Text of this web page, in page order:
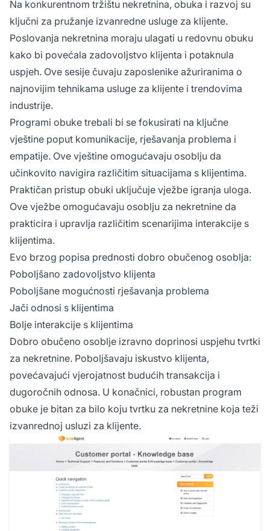
Na konkurentnom tržištu nekretnina, obuka i razvoj su
ključni za pružanje izvanredne usluge za klijente.
Poslovanja nekretnina moraju ulagati u redovnu obuku
kako bi povećala zadovoljstvo klijenta i potaknula
uspjeh. Ove sesije čuvaju zaposlenike ažuriranima o
najnovijim tehnikama usluge za klijente i trendovima
industrije.
Programi obuke trebali bi se fokusirati na ključne
vještine poput komunikacije, rješavanja problema i
empatije. Ove vještine omogućavaju osoblju da
učinkovito navigira različitim situacijama s klijentima.
Praktičan pristup obuki uključuje vježbe igranja uloga.
Ove vježbe omogućavaju osoblju za nekretnine da
prakticira i upravlja različitim scenarijima interakcije s
klijentima.
Evo brzog popisa prednosti dobro obučenog osoblja:
Poboljšano zadovoljstvo klijenta
Poboljšane mogućnosti rješavanja problema
Jači odnosi s klijentima
Bolje interakcije s klijentima
Dobro obučeno osoblje izravno doprinosi uspjehu tvrtki
za nekretnine. Poboljšavaju iskustvo klijenta,
povećavajući vjerojatnost budućih transakcija i
dugoročnih odnosa. U konačnici, robustan program
obuke je bitan za bilo koju tvrtku za nekretnine koja teži
izvanrednoj usluzi za klijente.